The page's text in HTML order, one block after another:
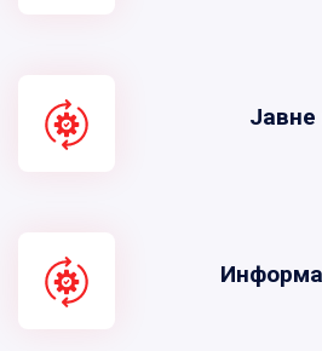
Јавне